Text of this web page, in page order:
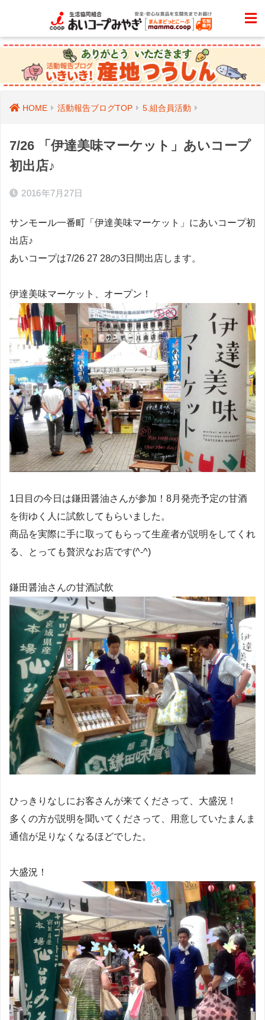
HOME 活動報告ブログTOP 5.組合員活動
7/26 「伊達美味マーケット」あいコープ
初出店♪
2016年7月27日
サンモール一番町「伊達美味マーケット」にあいコープ初
出店♪
あいコープは7/26 27 28の3日間出店します。
伊達美味マーケット、オープン！
1日目の今日は鎌田醤油さんが参加！8月発売予定の甘酒
を街ゆく人に試飲してもらいました。
商品を実際に手に取ってもらって生産者が説明をしてくれ
る、とっても贅沢なお店です(^-^)
鎌田醤油さんの甘酒試飲
ひっきりなしにお客さんが来てくださって、大盛況！
多くの方が説明を聞いてくださって、用意していたまんま
通信が足りなくなるほどでした。
大盛況！